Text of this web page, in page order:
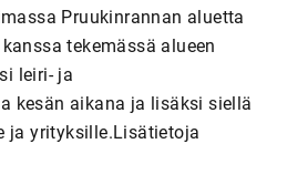
Pruukinrannan aluetta
tekemässä alueen
leiri- ja
kesän aikana ja lisäksi siellä
ja yrityksille.Lisätietoja